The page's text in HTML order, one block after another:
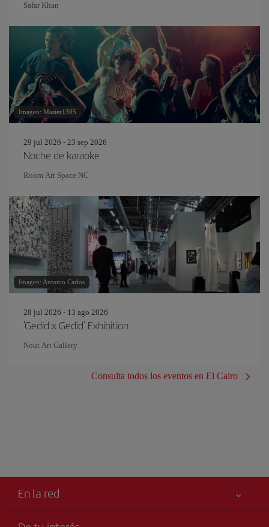
Safar Khan
Imagen: Master1305
29 jul 2026 - 23 sep 2026
Noche de karaoke
Room Art Space NC
Imagen: Antonio Carlos
28 jul 2026 - 13 ago 2026
'Gedid x Gedid' Exhibition
Nout Art Gallery
Consulta todos los eventos en El Cairo
En la red